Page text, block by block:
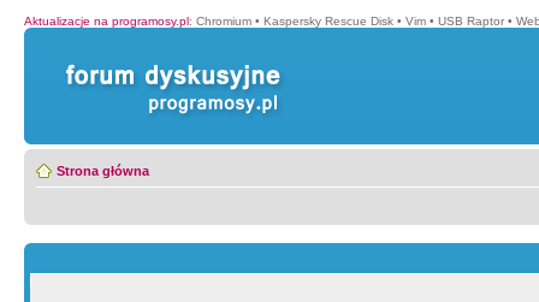
Aktualizacje na programosy.pl: Chromium • Kaspersky Rescue Disk • Vim • USB Raptor •
Strona główna